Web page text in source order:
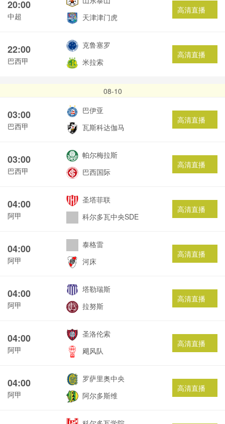
20:00
中超
天津津门虎
高清直播
22:00
巴西甲
克鲁塞罗
米拉索
高清直播
08-10
03:00
巴西甲
巴伊亚
瓦斯科达伽马
高清直播
03:00
巴西甲
帕尔梅拉斯
巴西国际
高清直播
04:00
阿甲
圣塔菲联
科尔多瓦中央SDE
高清直播
04:00
阿甲
泰格雷
河床
高清直播
04:00
阿甲
塔勒瑞斯
拉努斯
高清直播
04:00
阿甲
圣洛伦索
飓风队
高清直播
04:00
阿甲
罗萨里奥中央
阿尔多斯维
高清直播